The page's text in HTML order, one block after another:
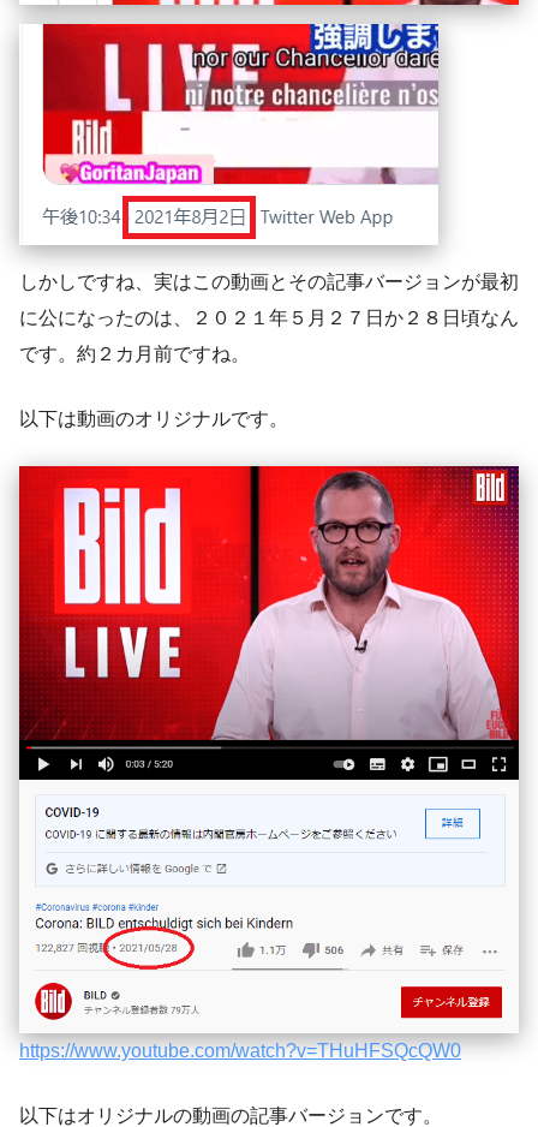
しかしですね、実はこの動画とその記事バージョンが最初
に公になったのは、２０２１年５月２７日か２８日頃なん
です。約２カ月前ですね。
以下は動画のオリジナルです。
https://www.youtube.com/watch?v=THuHFSQcQW0
以下はオリジナルの動画の記事バージョンです。